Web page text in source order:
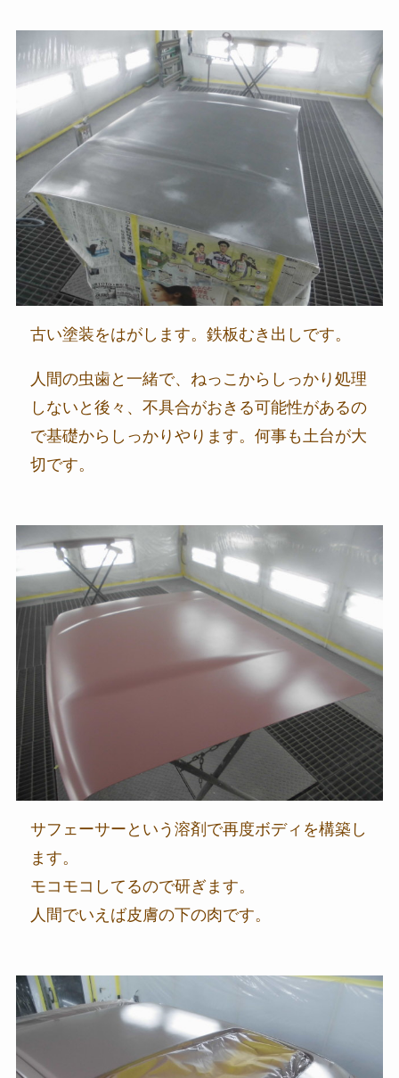
古い塗装をはがします。鉄板むき出しです。
人間の虫歯と一緒で、ねっこからしっかり処理
しないと後々、不具合がおきる可能性があるの
で基礎からしっかりやります。何事も土台が大
切です。
サフェーサーという溶剤で再度ボディを構築し
ます。
モコモコしてるので研ぎます。
人間でいえば皮膚の下の肉です。